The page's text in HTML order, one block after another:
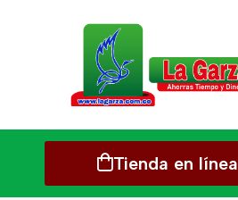
Tienda en línea